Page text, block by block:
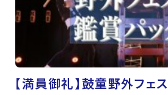
【満員御礼】鼓童野外フェ